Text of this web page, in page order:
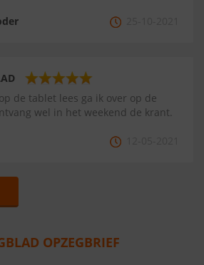
de tablet lees ga ik over op de
wel in het weekend de krant.
OPZEGBRIEF